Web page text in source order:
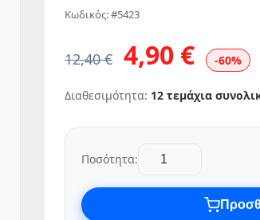
Κωδικός: #5423
12,40 € 4,90 € -60%
Διαθεσιμότητα: 12 τεμάχια
Ποσότητα: